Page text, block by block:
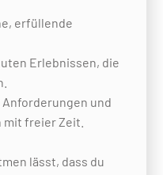
erfüllende
Erlebnissen, die
und
freier Zeit.
lässt, dass du